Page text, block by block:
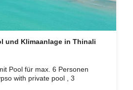
und Klimaanlage in Thinali
Pool für max. 6 Personen
with private pool , 3